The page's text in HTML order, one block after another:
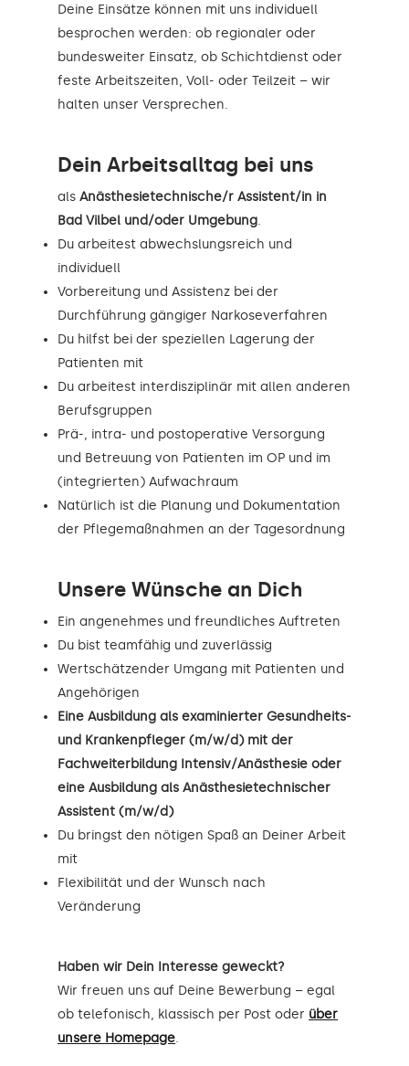
Deine Einsätze können mit uns individuell
besprochen werden: ob regionaler oder
bundesweiter Einsatz, ob Schichtdienst oder
feste Arbeitszeiten, Voll- oder Teilzeit – wir
halten unser Versprechen.
Dein Arbeitsalltag bei uns
als Anästhesietechnische/r Assistent/in in
Bad Vilbel und/oder Umgebung.
Du arbeitest abwechslungsreich und
individuell
Vorbereitung und Assistenz bei der
Durchführung gängiger Narkoseverfahren
Du hilfst bei der speziellen Lagerung der
Patienten mit
Du arbeitest interdisziplinär mit allen anderen
Berufsgruppen
Prä-, intra- und postoperative Versorgung
und Betreuung von Patienten im OP und im
(integrierten) Aufwachraum
Natürlich ist die Planung und Dokumentation
der Pflegemaßnahmen an der Tagesordnung
Unsere Wünsche an Dich
Ein angenehmes und freundliches Auftreten
Du bist teamfähig und zuverlässig
Wertschätzender Umgang mit Patienten und
Angehörigen
Eine Ausbildung als examinierter Gesundheits-
und Krankenpfleger (m/w/d) mit der
Fachweiterbildung Intensiv/Anästhesie oder
eine Ausbildung als Anästhesietechnischer
Assistent (m/w/d)
Du bringst den nötigen Spaß an Deiner Arbeit
mit
Flexibilität und der Wunsch nach
Veränderung
Haben wir Dein Interesse geweckt?
Wir freuen uns auf Deine Bewerbung – egal
ob telefonisch, klassisch per Post oder über
unsere Homepage.